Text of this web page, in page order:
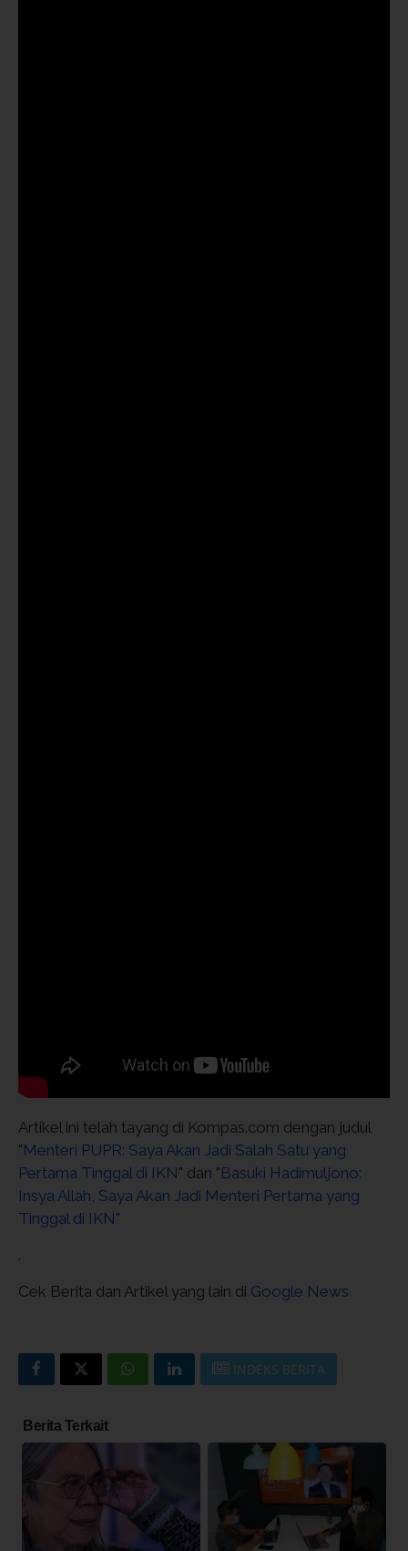
Artikel ini telah tayang di Kompas.com dengan judul
"Menteri PUPR: Saya Akan Jadi Salah Satu yang
Pertama Tinggal di IKN" dan "Basuki Hadimuljono:
Insya Allah, Saya Akan Jadi Menteri Pertama yang
Tinggal di IKN"
.
Cek Berita dan Artikel yang lain di Google News
INDEKS BERITA
Berita Terkait